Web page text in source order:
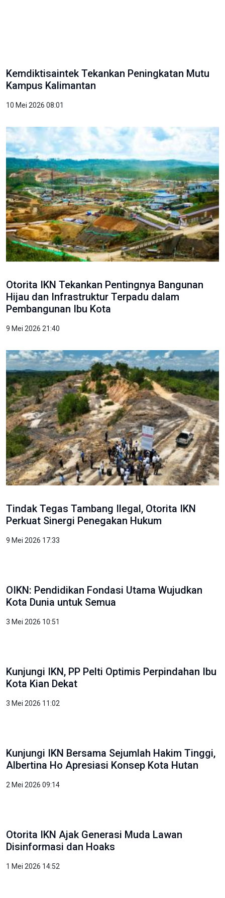
Kemdiktisaintek Tekankan Peningkatan Mutu
Kampus Kalimantan
10 Mei 2026 08:01
Otorita IKN Tekankan Pentingnya Bangunan
Hijau dan Infrastruktur Terpadu dalam
Pembangunan Ibu Kota
9 Mei 2026 21:40
Tindak Tegas Tambang Ilegal, Otorita IKN
Perkuat Sinergi Penegakan Hukum
9 Mei 2026 17:33
3 Mei 2026 10:51